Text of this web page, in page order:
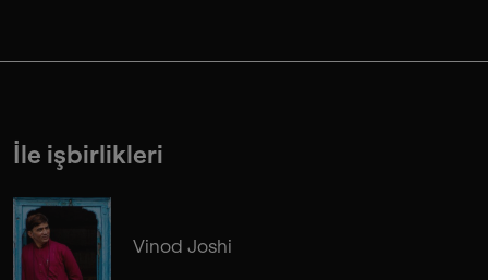
İle işbirlikleri
Vinod Joshi